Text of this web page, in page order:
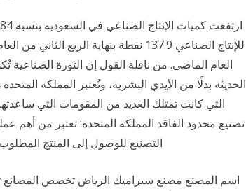
العام الماضي. من نافلة القول إن الثورة الصناعية
الحديثة بدلًا من الأيدي البشرية، وتُعتبر المملكة
تصنيع محدود الفاقد المملكة المتحدة: تعتبر من أهم
التصنيع للوصول إلى المنتج
اسم المصنع مصنع سيراميك الرياض تخصص المصانع